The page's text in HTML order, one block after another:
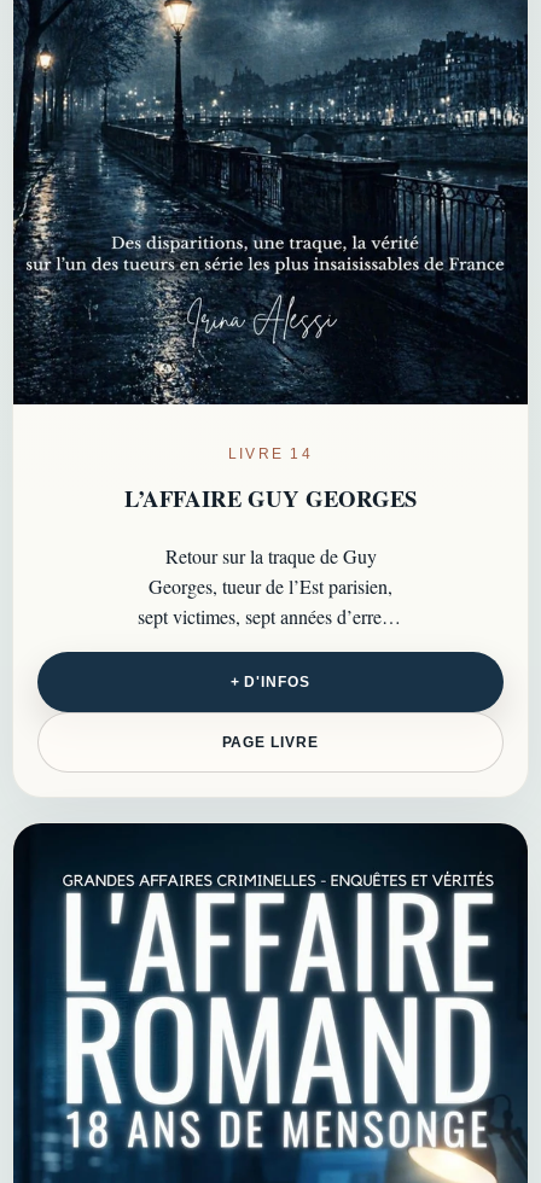
LIVRE 14
L’AFFAIRE GUY GEORGES
Retour sur la traque de Guy
Georges, tueur de l’Est parisien,
sept victimes, sept années d’erreurs
et une affaire qui a bouleversé la
police française…
+ D'INFOS
PAGE LIVRE